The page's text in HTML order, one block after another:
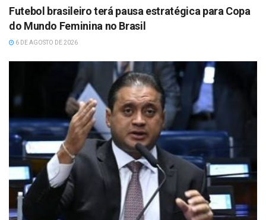
Futebol brasileiro terá pausa estratégica para Copa
do Mundo Feminina no Brasil
6 DE AGOSTO DE 2026